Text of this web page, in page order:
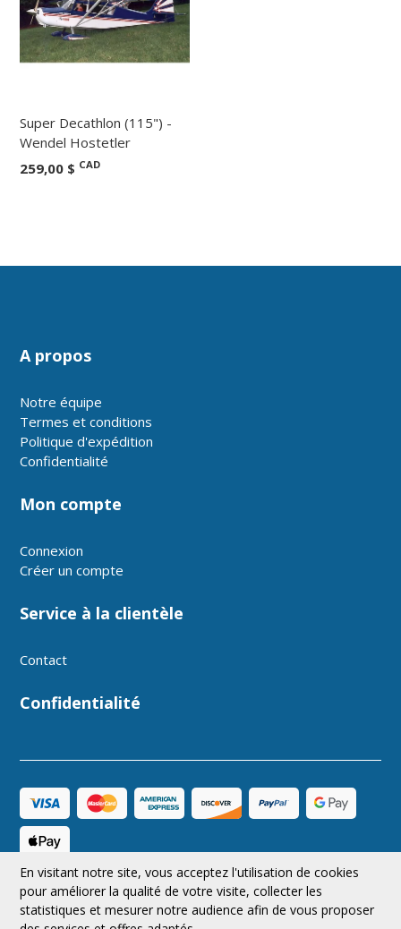
Super Decathlon (115") -
Wendel Hostetler
259,00 $ CAD
A propos
Notre équipe
Termes et conditions
Politique d'expédition
Confidentialité
Mon compte
Connexion
Créer un compte
Service à la clientèle
Contact
Confidentialité
Suivez-nous CAD
En visitant notre site, vous acceptez l'utilisation de cookies
pour améliorer la qualité de votre visite, collecter les
statistiques et mesurer notre audience afin de vous proposer